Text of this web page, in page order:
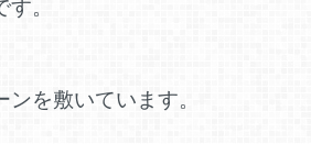
。
を敷いています。